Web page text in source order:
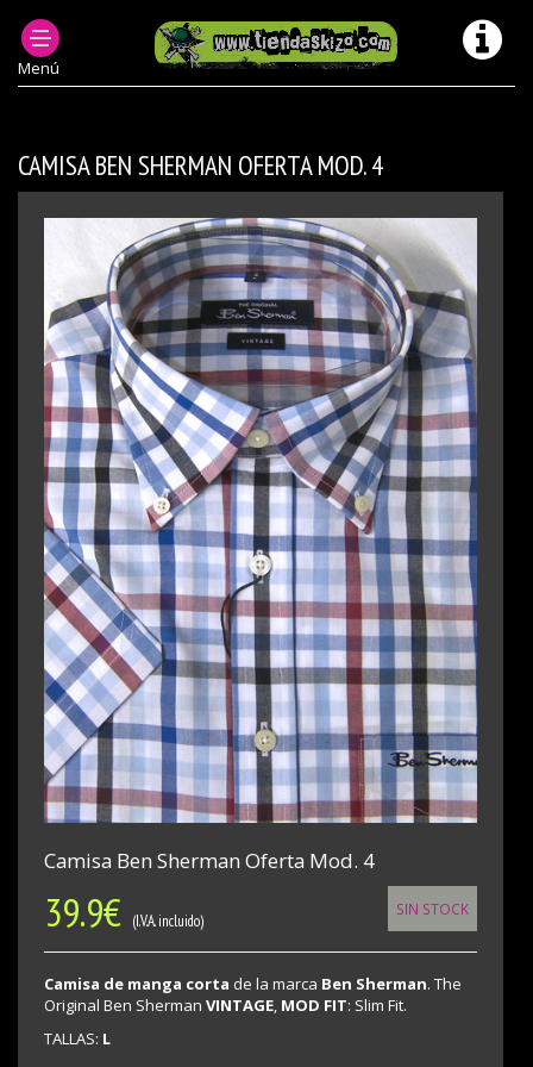
Menú
ROPA PUNK HOMBRE
CAMISAS PUNK OI ESCOCESAS HOMBRE
CAMISAS MODELOS ANTERIORES/ DESCATALOGADOS
CAMISA BEN SHERMAN OFERTA MOD. 4
Camisa Ben Sherman Oferta Mod. 4
39.9€ (I.V.A. incluido)
SIN STOCK
Camisa de manga corta de la marca Ben Sherman. The
Original Ben Sherman VINTAGE, MOD FIT: Slim Fit.
TALLAS: L